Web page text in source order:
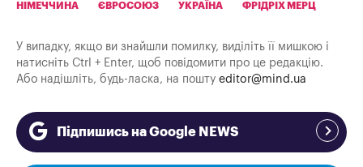
НІМЕЧЧИНА ЄВРОСОЮЗ УКРАЇНА ФРІДРІХ МЕРЦ
У випадку, якщо ви знайшли помилку, виділіть її мишкою і
натисніть Ctrl + Enter, щоб повідомити про це редакцію.
Або надішліть, будь-ласка, на пошту editor@mind.ua
Підпишись на Google NEWS